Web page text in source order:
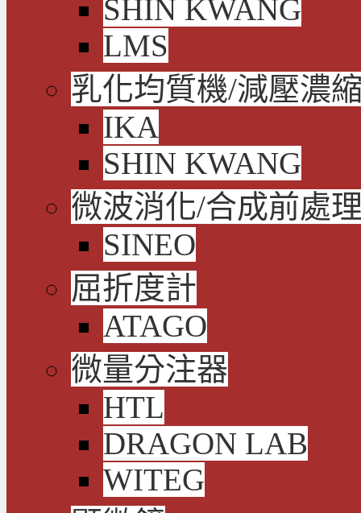
SHIN KWANG
LMS
乳化均質機/減壓濃
IKA
SHIN KWANG
微波消化/合成前處
SINEO
屈折度計
ATAGO
微量分注器
HTL
DRAGON LAB
WITEG